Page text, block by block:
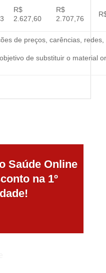
R$
2.627,60
R$
2.707,76
de preços, carências,
de substituir o material
Saúde Online
na 1º